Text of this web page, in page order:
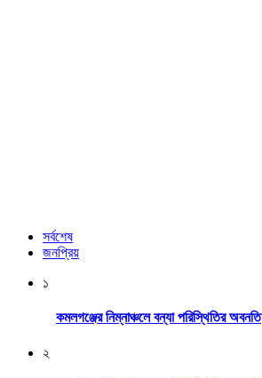
সর্বশেষ
জনপ্রিয়
১
কমলগঞ্জের নিম্নাঞ্চলে বন্যা পরিস্থিতির অবনতি
২